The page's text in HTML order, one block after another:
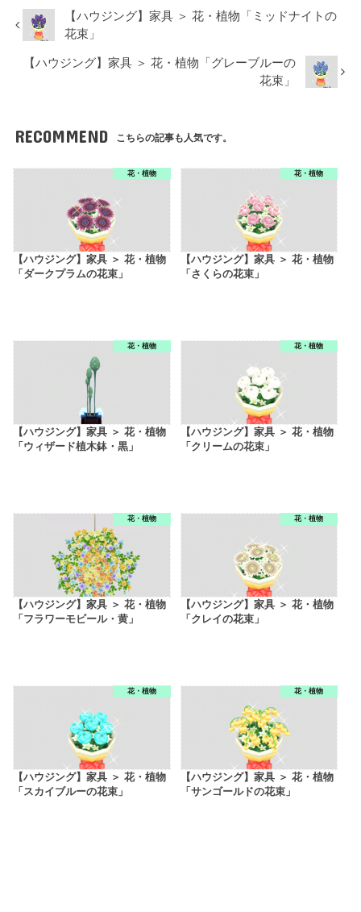
【ハウジング】家具 ＞ 花・植物「ミッドナイトの
花束」
【ハウジング】家具 ＞ 花・植物「グレーブルーの
花束」
RECOMMEND こちらの記事も人気です。
花・植物
【ハウジング】家具 ＞ 花・植物
「ダークプラムの花束」
花・植物
【ハウジング】家具 ＞ 花・植物
「さくらの花束」
花・植物
【ハウジング】家具 ＞ 花・植物
「ウィザード植木鉢・黒」
花・植物
【ハウジング】家具 ＞ 花・植物
「クリームの花束」
花・植物
【ハウジング】家具 ＞ 花・植物
「フラワーモビール・黄」
花・植物
【ハウジング】家具 ＞ 花・植物
「クレイの花束」
花・植物
【ハウジング】家具 ＞ 花・植物
「スカイブルーの花束」
花・植物
【ハウジング】家具 ＞ 花・植物
「サンゴールドの花束」